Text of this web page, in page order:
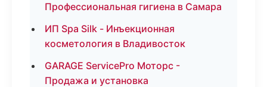
Профессиональная гигиена в Самара
ИП Spa Silk - Инъекционная
косметология в Владивосток
GARAGE ServicePro Моторс -
Продажа и установка